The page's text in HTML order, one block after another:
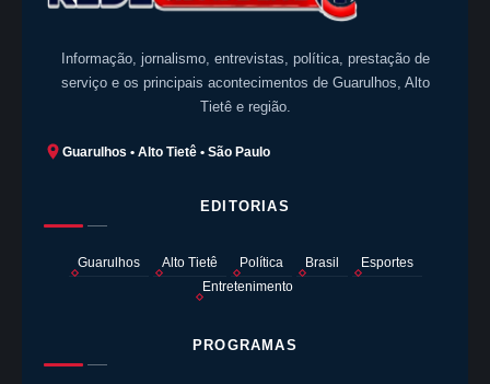
Informação, jornalismo, entrevistas, política, prestação de
serviço e os principais acontecimentos de Guarulhos, Alto
Tietê e região.
Guarulhos • Alto Tietê • São Paulo
EDITORIAS
Guarulhos Alto Tietê Política Brasil
Esportes
Entretenimento
PROGRAMAS